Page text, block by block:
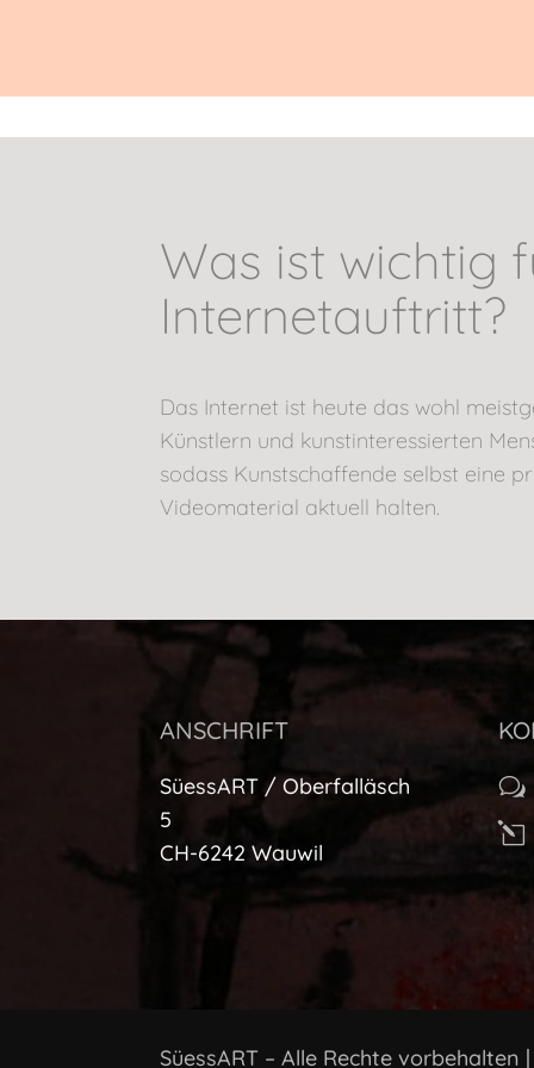
Was ist wichtig
Internetauftritt?
Das Internet ist heute das wohl
Künstlern und kunstinteressierten
sodass Kunstschaffende selbst eine
Videomaterial aktuell halten.
ANSCHRIFT
SüessART / Oberfalläsch
5
CH-6242 Wauwil
w
l
SüessART – Alle Rechte vorbehalten